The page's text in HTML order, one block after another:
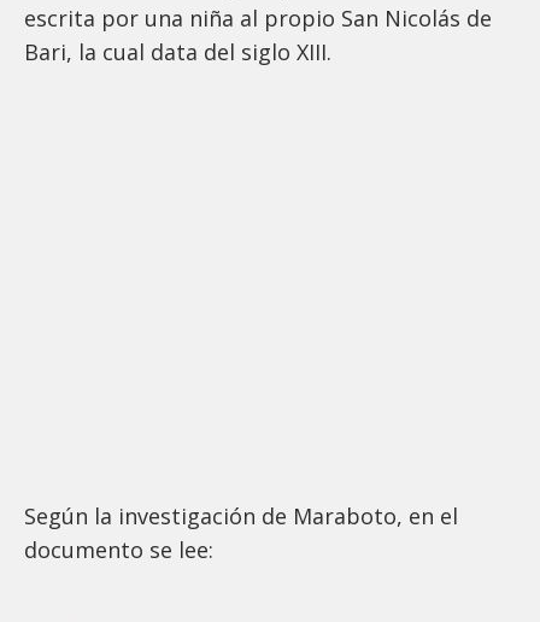
escrita por una niña al propio San Nicolás de
Bari, la cual data del siglo XIII.
Según la investigación de Maraboto, en el
documento se lee: